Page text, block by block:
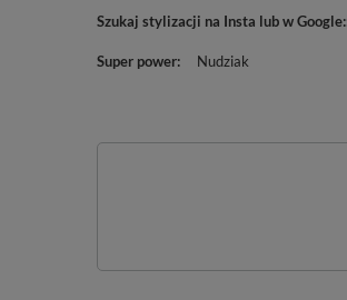
Szukaj stylizacji na Insta lub w Google:
Super power Nudziak